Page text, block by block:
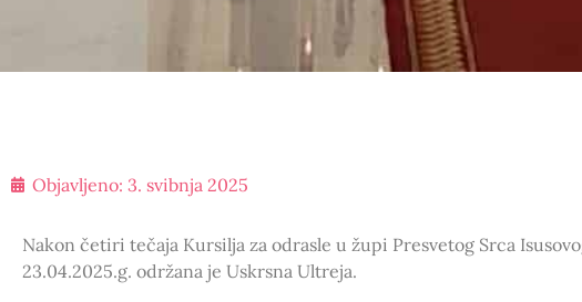
Objavljeno: 3. svibnja 2025
Nakon četiri tečaja Kursilja za odrasle u župi Presvetog Srca
23.04.2025.g. održana je Uskrsna Ultreja.